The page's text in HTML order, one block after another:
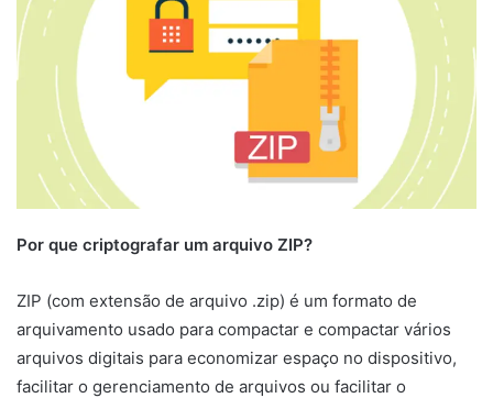
Por que criptografar um arquivo ZIP?
ZIP (com extensão de arquivo .zip) é um formato de
arquivamento usado para compactar e compactar vários
arquivos digitais para economizar espaço no dispositivo,
facilitar o gerenciamento de arquivos ou facilitar o